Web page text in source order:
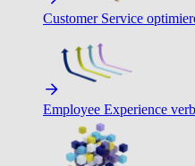
Customer Service
Employee Experience